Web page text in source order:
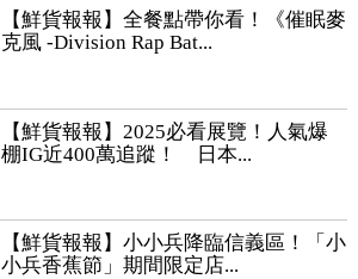
【鮮貨報報】全餐點帶你看！《催眠麥
克風 -Division Rap Bat...
【鮮貨報報】2025必看展覽！人氣爆
棚IG近400萬追蹤！ 日本...
【鮮貨報報】小小兵降臨信義區！「小
小兵香蕉節」期間限定店...